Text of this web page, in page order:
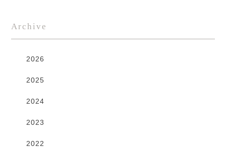
Archive
2026
2025
2024
2023
2022